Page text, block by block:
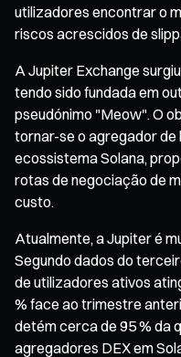
utilizadores encontrar o
riscos acrescidos de
A Jupiter Exchange
tendo sido fundada em
pseudónimo "Meow". O
tornar-se o agregador de
ecossistema Solana,
rotas de negociação de
custo.
Atualmente, a Jupiter é
Segundo dados do
de utilizadores ativos
% face ao trimestre
detém cerca de 95 % da
agregadores DEX em